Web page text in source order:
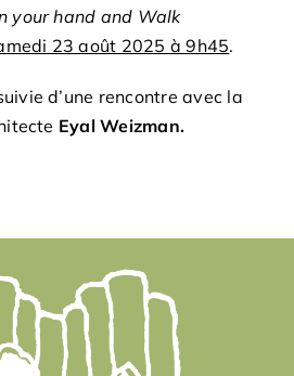
your hand and Walk
23 août 2025 à 9h45.
d’une rencontre avec la
Eyal Weizman.